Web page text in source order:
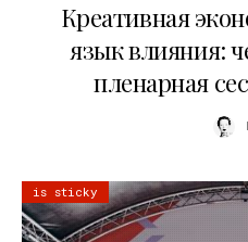
Креативная
язык влияния:
пленарная
is sticky